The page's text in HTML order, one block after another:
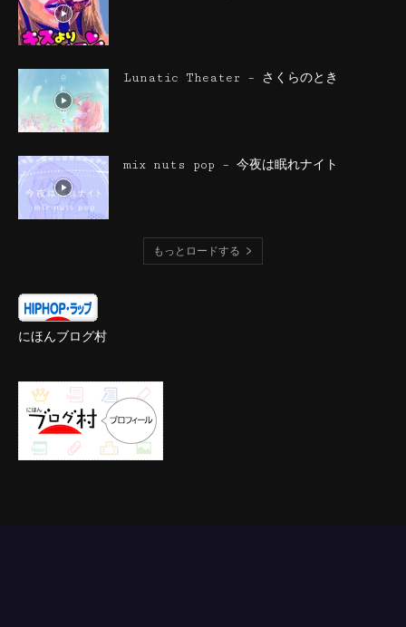
Lunatic Theater – さくらのとき
mix nuts pop – 今夜は眠れナイト
もっとロードする
にほんブログ村